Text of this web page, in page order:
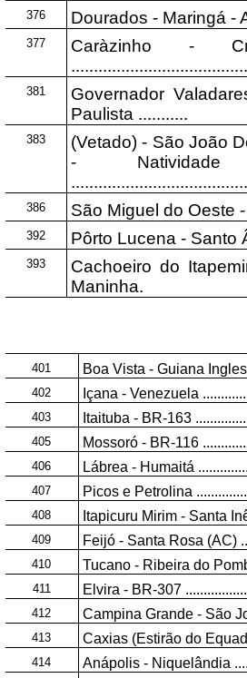
376 Dourados - Maringá -
377
Caràzinho -
381
Governador
Paulista ...........
383
(Vetado) - São João
-
386 São Miguel do Oeste
392 Pôrto Lucena - Santo
393
Cachoeiro do
Maninha.
401 Boa Vista - Guiana
402 Içana - Venezuela
403 Itaituba - BR-163
405 Mossoró - BR-116
406 Lábrea - Humaitá
407 Picos e Petrolina
408 Itapicuru Mirim - Santa
409 Feijó - Santa Rosa (AC)
410 Tucano - Ribeira do
411 Elvira - BR-307
412 Campina Grande - São
413 Caxias (Estirão do
414 Anápolis - Niquelândia